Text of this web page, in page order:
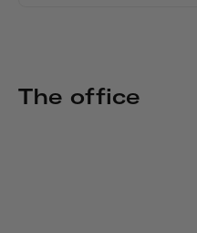
The office